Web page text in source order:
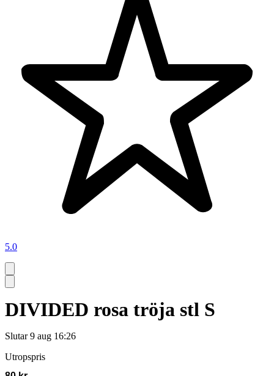
5.0
DIVIDED rosa tröja stl S
Slutar 9 aug 16:26
Utropspris